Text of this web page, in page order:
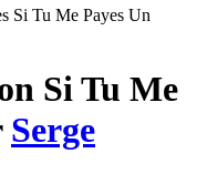
Si Tu Me Payes Un
Si Tu Me
Serge